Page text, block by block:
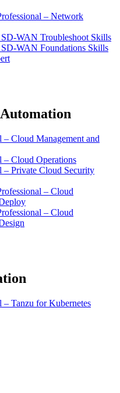
– Network
WAN Troubleshoot Skills
WAN Foundations Skills
Cloud Management and
– Cloud Operations
Private Cloud Security
– Cloud
– Cloud
Tanzu for Kubernetes